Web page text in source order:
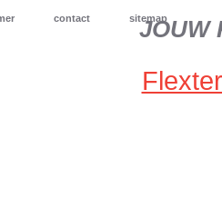
contact sitemap
JOUW